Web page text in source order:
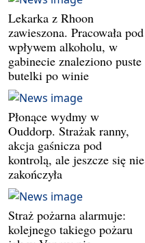
Lekarka z Rhoon
zawieszona. Pracowała pod
wpływem alkoholu, w
gabinecie znaleziono puste
butelki po winie
Płonące wydmy w
Ouddorp. Strażak ranny,
akcja gaśnicza pod
kontrolą, ale jeszcze się nie
zakończyła
Straż pożarna alarmuje:
kolejnego takiego pożaru